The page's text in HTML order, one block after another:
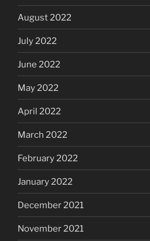
August 2022
July 2022
June 2022
May 2022
April 2022
March 2022
February 2022
January 2022
December 2021
November 2021